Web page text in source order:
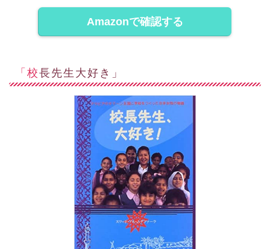
Amazonで確認する
「校長先生大好き」